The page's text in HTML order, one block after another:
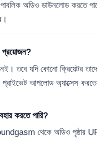
পাবলিক অডিও ডাউনলোড করতে
তবে যদি কোনো ক্রিয়েটর
আপলোড অ্যাক্সেস করতে
করতে পারি?
থেকে অডিও পৃষ্ঠার